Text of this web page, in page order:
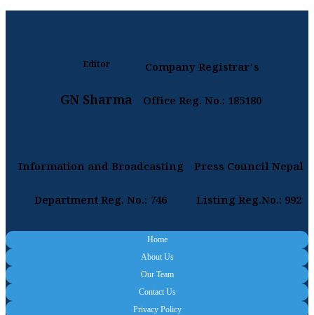
Editor
GN Sharma
Company Registrar's
Office Reg. No.: 185180
Information and Broadcasting
Department Reg. No.: 746
Press Council Nepal
Listing Reg.No.: 992
Home
About Us
Our Team
Contact Us
Privacy Policy